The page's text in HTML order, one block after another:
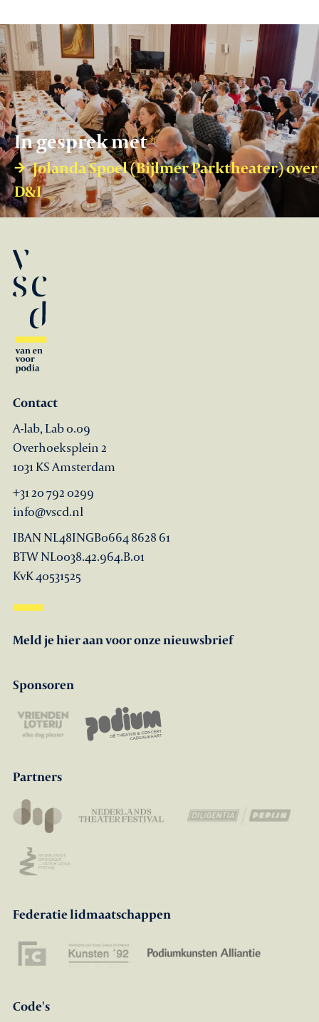
In gesprek met
Jolanda Spoel (Bijlmer Parktheater) over
D&I
Contact
A-lab, Lab 0.09
Overhoeksplein 2
1031 KS Amsterdam
+31 20 792 0299
info@vscd.nl
IBAN NL48INGB0664 8628 61
BTW NL0038.42.964.B.01
KvK 40531525
Meld je hier aan voor onze nieuwsbrief
Sponsoren
Partners
Federatie lidmaatschappen
Code's